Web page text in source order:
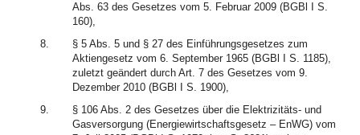
Abs. 63 des Gesetzes vom 5. Februar 2009 (BGBl I S.
160),
8.
§ 5 Abs. 5 und § 27 des Einführungsgesetzes zum
Aktiengesetz vom 6. September 1965 (BGBl I S. 1185),
zuletzt geändert durch Art. 7 des Gesetzes vom 9.
Dezember 2010 (BGBl I S. 1900),
9.
§ 106 Abs. 2 des Gesetzes über die Elektrizitäts- und
Gasversorgung (Energiewirtschaftsgesetz – EnWG) vom